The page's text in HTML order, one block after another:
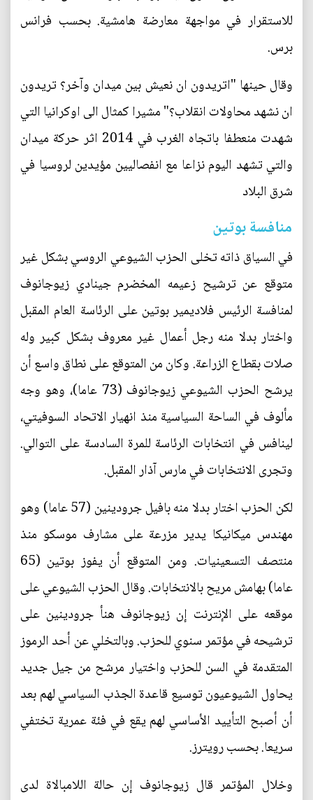
للاستقرار في مواجهة معارضة هامشية. بحسب فرانس
برس.
وقال حينها "اتريدون ان نعيش بين ميدان وآخر؟ تريدون
ان نشهد محاولات انقلاب؟" مشيرا كمثال الى اوكرانيا التي
شهدت منعطفا باتجاه الغرب في 2014 اثر حركة ميدان
والتي تشهد اليوم نزاعا مع انفصاليين مؤيدين لروسيا في
شرق البلاد
منافسة بوتين
في السياق ذاته تخلى الحزب الشيوعي الروسي بشكل غير
متوقع عن ترشيح زعيمه المخضرم جينادي زيوجانوف
لمنافسة الرئيس فلاديمير بوتين على الرئاسة العام المقبل
واختار بدلا منه رجل أعمال غير معروف بشكل كبير وله
صلات بقطاع الزراعة. وكان من المتوقع على نطاق واسع أن
يرشح الحزب الشيوعي زيوجانوف (73 عاما)، وهو وجه
مألوف في الساحة السياسية منذ انهيار الاتحاد السوفيتي،
لينافس في انتخابات الرئاسة للمرة السادسة على التوالي.
وتجرى الانتخابات في مارس آذار المقبل.
لكن الحزب اختار بدلا منه بافيل جرودينين (57 عاما) وهو
مهندس ميكانيكا يدير مزرعة على مشارف موسكو منذ
منتصف التسعينيات. ومن المتوقع أن يفوز بوتين (65
عاما) بهامش مريح بالانتخابات. وقال الحزب الشيوعي على
موقعه على الإنترنت إن زيوجانوف هنأ جرودينين على
ترشيحه في مؤتمر سنوي للحزب. وبالتخلي عن أحد الرموز
المتقدمة في السن للحزب واختيار مرشح من جيل جديد
يحاول الشيوعيون توسيع قاعدة الجذب السياسي لهم بعد
أن أصبح التأييد الأساسي لهم يقع في فئة عمرية تختفي
سريعا. بحسب رويترز.
وخلال المؤتمر قال زيوجانوف إن حالة اللامبالاة لدى